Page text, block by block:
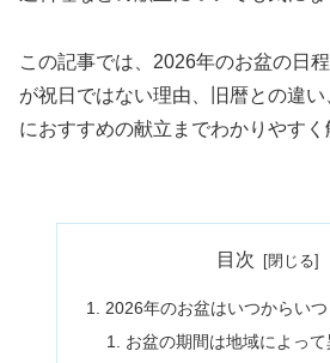
この記事では、2026年のお盆の日
が祝日ではない理由、旧暦との違
におすすめの献立までわかりやすく
目次
2026年のお盆はいつからいつ
お盆の期間は地域によって